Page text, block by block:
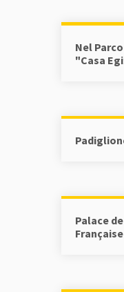
Nel
"Casa
Palace
Française